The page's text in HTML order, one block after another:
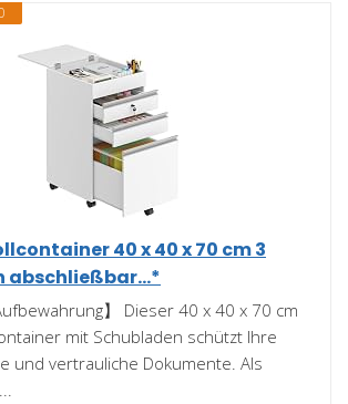
40 x 40 x 70 cm 3
abschließbar...*
】 Dieser 40 x 40 x 70 cm
mit Schubladen schützt Ihre
und vertrauliche Dokumente. Als